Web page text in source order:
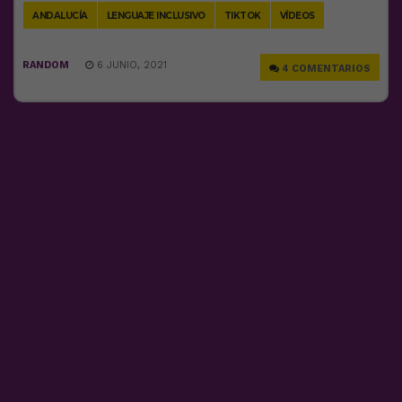
ANDALUCÍA LENGUAJE INCLUSIVO TIKTOK VÍDEOS
4 COMENTARIOS
RANDOM 6 JUNIO, 2021